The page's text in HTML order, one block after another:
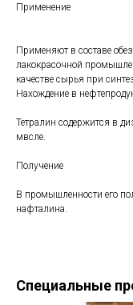
Применение
Применяют в составе
лакокрасочной
качестве сырья при
Нахождение в
Тетралин содержится в
мвсле.
Получение
В промышленности его
нафталина.
Специальные